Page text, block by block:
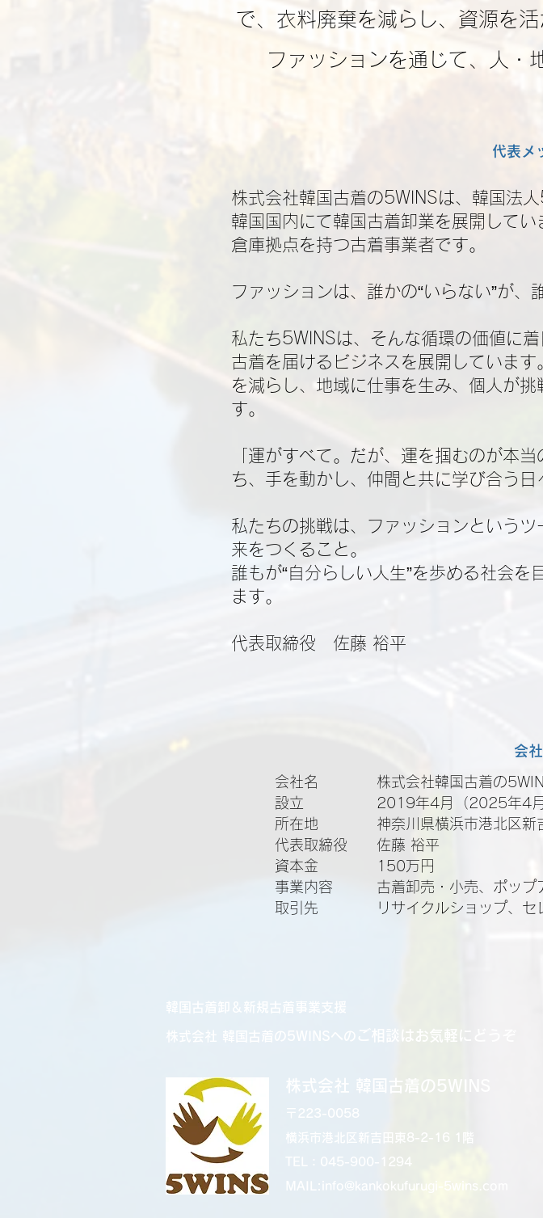
で、衣料廃棄を減らし、資源を
ファッションを通じて、人・
代表メ
株式会社韓国古着の5WINSは、韓国法
韓国国内にて韓国古着卸業を展開して
倉庫拠点を持つ古着事業者です。​
ファッションは、誰かの“いらない”が、
私たち5WINSは、そんな循環の価値に
古着を届けるビジネスを展開していま
を減らし、地域に仕事を生み、個人が
す。
「運がすべて。だが、運を掴むのが本
ち、手を動かし、仲間と共に学び合う日
私たちの挑戦は、ファッションという
来をつくること。
誰もが“自分らしい人生”を歩める社会
ます。
代表取締役 佐藤 裕平
会
会社名 株式会社韓国古着の
設立 2019年4月（2025年4月に
所在地 神奈川県横浜市港北区新吉
代表取締役 佐藤 裕平
資本金 150万円
事業内容 古着卸売・小売、ポップア
取引先 リサイクルショップ、セレ
韓国古着卸＆新規古着事業支援
株式会社 韓国古着の5WINSへの ご相談はお気軽にどうぞ
株式会社 韓国古着の5WINS
〒223-0058
横浜市港北区新吉田東8-2-16 1階
TEL：045-900-1294
MAIL:info@kankokufurugi-5wins.com